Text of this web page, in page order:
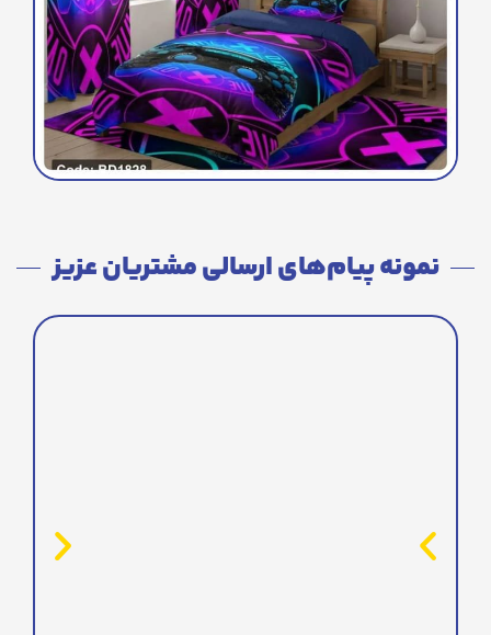
نمونه پیام‌های ارسالی مشتریان عزیز